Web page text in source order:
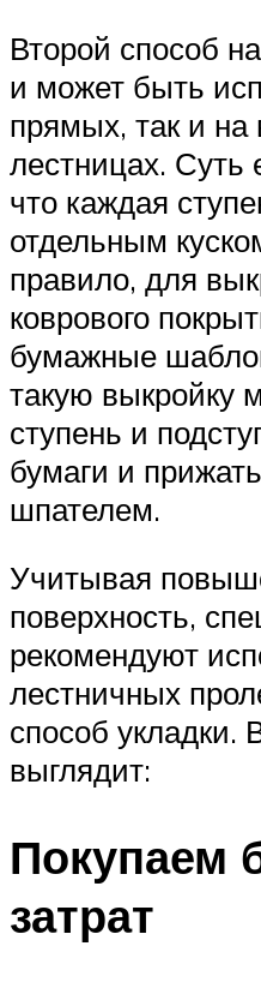
Второй способ
и может быть
прямых, так и на
лестницах. Суть
что каждая
отдельным
правило, для
коврового
бумажные
такую выкройку
ступень и
бумаги и
шпателем.
Учитывая
поверхность,
рекомендуют
лестничных
способ укладки.
выглядит:
Покупаем
затрат